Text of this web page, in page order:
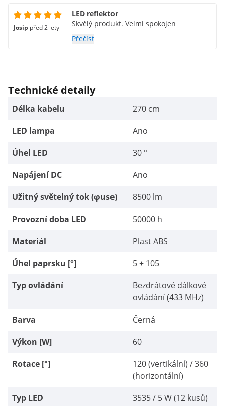
Josip před 2 lety
LED reflektor
Skvělý produkt. Velmi spokojen
Přečíst
Technické detaily
Délka kabelu
270 cm
LED lampa
Ano
Úhel LED
30 °
Napájení DC
Ano
Užitný světelný tok (φuse)
8500 lm
Provozní doba LED
50000 h
Materiál
Plast ABS
Úhel paprsku [°]
5 + 105
Typ ovládání
Bezdrátové dálkové
ovládání (433 MHz)
Barva
Černá
Výkon [W]
60
Rotace [°]
120 (vertikální) / 360
(horizontální)
Typ LED
3535 / 5 W (12 kusů)